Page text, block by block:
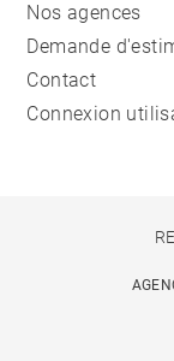
Nos agences
Demande
Contact
Connexion